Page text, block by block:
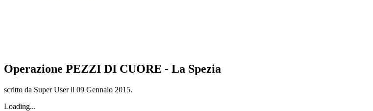
Operazione PEZZI DI CUORE - La Spezia
scritto da Super User il 09 Gennaio 2015.
Loading...